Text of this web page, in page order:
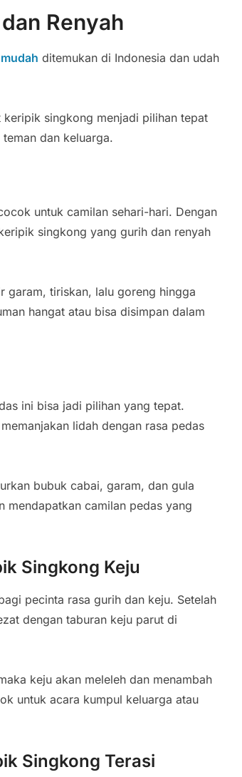
Renyah
ditemukan di Indonesia dan udah
keripik singkong menjadi pilihan tepat
dan keluarga.
untuk camilan sehari-hari. Dengan
singkong yang gurih dan renyah
garam, tiriskan, lalu goreng hingga
hangat atau bisa disimpan dalam
ini bisa jadi pilihan yang tepat.
lidah dengan rasa pedas
bubuk cabai, garam, dan gula
mendapatkan camilan pedas yang
Singkong Keju
pecinta rasa gurih dan keju. Setelah
dengan taburan keju parut di
keju akan meleleh dan menambah
untuk acara kumpul keluarga atau
Singkong Terasi